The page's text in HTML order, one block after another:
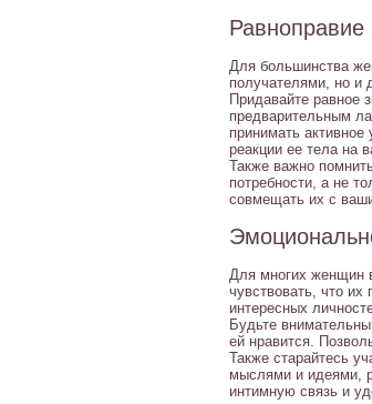
Равноправие
Для большинства
получателями, но и
Придавайте равное
предварительным
принимать
реакции ее тела на
Также важно
потребности, а не
совмещать их с
Для многих женщин
чувствовать, что их
интересных
Будьте
ей нравится.
Также старайтесь
мыслями и идеями,
интимную связь и